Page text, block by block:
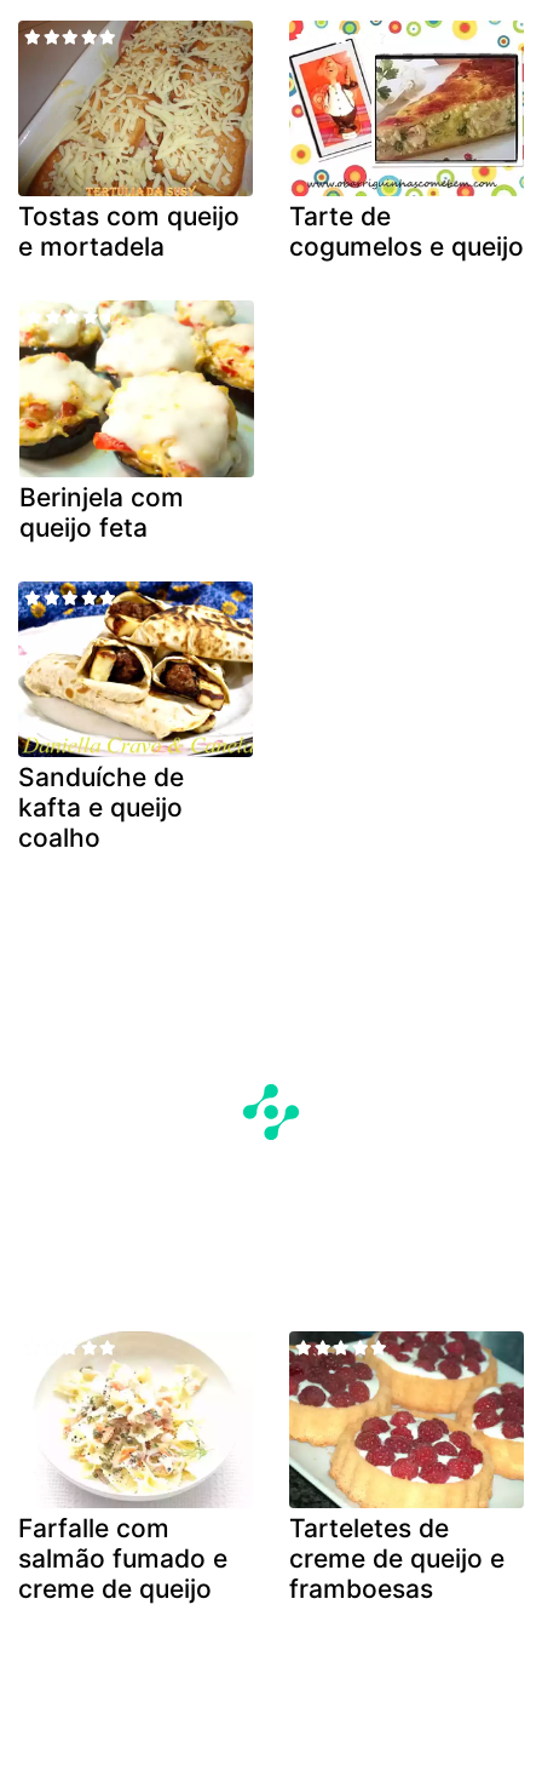
Tostas com queijo
e mortadela
Tarte de
cogumelos e queijo
Berinjela com
queijo feta
Sanduíche de
kafta e queijo
coalho
Farfalle com
salmão fumado e
creme de queijo
Tarteletes de
creme de queijo e
framboesas